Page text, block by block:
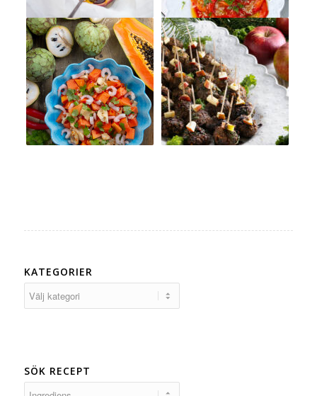
KATEGORIER
SÖK RECEPT